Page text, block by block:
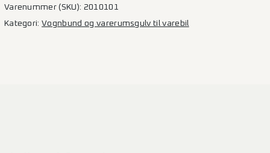
Varenummer (SKU): 2010101
Kategori:Vognbund og varerumsgulv til varebil